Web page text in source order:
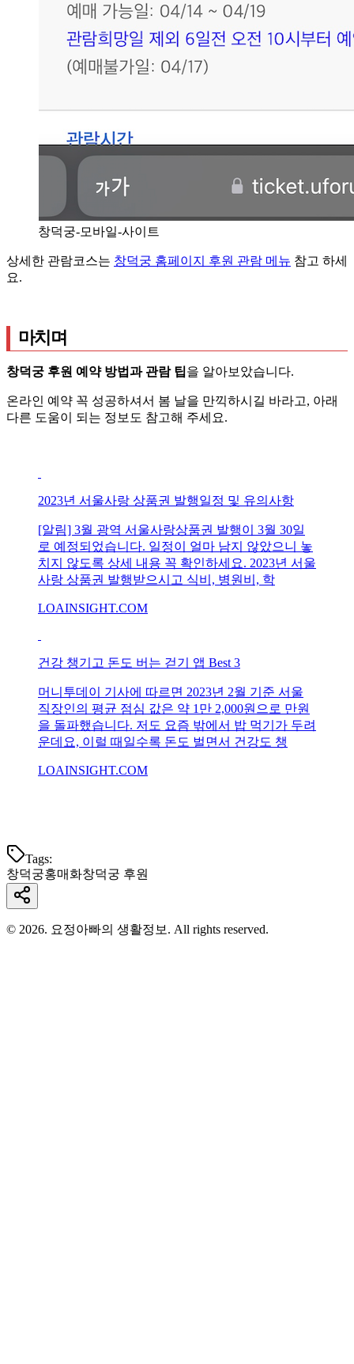
창덕궁-모바일-사이트
상세한 관람코스는 창덕궁 홈페이지 후원 관람 메뉴 참고 하세
요.
마치며
창덕궁 후원 예약 방법과 관람 팁을 알아보았습니다.
온라인 예약 꼭 성공하셔서 봄 날을 만끽하시길 바라고, 아래
다른 도움이 되는 정보도 참고해 주세요.
2023년 서울사랑 상품권 발행일정 및 유의사항
[알림] 3월 광역 서울사랑상품권 발행이 3월 30일
로 예정되었습니다. 일정이 얼마 남지 않았으니 놓
치지 않도록 상세 내용 꼭 확인하세요. 2023년 서울
사랑 상품권 발행받으시고 식비, 병원비, 학
LOAINSIGHT.COM
건강 챙기고 돈도 버는 걷기 앱 Best 3
머니투데이 기사에 따르면 2023년 2월 기준 서울
직장인의 평균 점심 값은 약 1만 2,000원으로 만원
을 돌파했습니다. 저도 요즘 밖에서 밥 먹기가 두려
운데요, 이럴 때일수록 돈도 벌면서 건강도 챙
LOAINSIGHT.COM
Tags:
창덕궁홍매화창덕궁 후원
© 2026. 요정아빠의 생활정보. All rights reserved.